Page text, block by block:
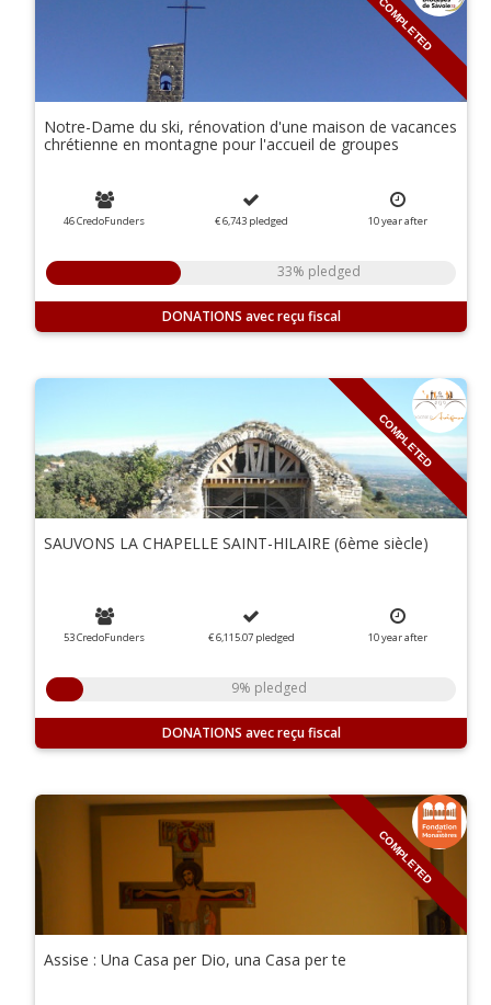
COMPLETED
Notre-Dame du ski, rénovation d'une maison de vacances
chrétienne en montagne pour l'accueil de groupes
46 CredoFunders € 6,743 pledged 10yearafter
33% pledged
DONATIONS
COMPLETED
SAUVONS LA CHAPELLE SAINT-HILAIRE (6ème siècle)
53 CredoFunders € 6,115.07 pledged 10yearafter
9% pledged
DONATIONS
COMPLETED
Assise : Una Casa per Dio, una Casa per te